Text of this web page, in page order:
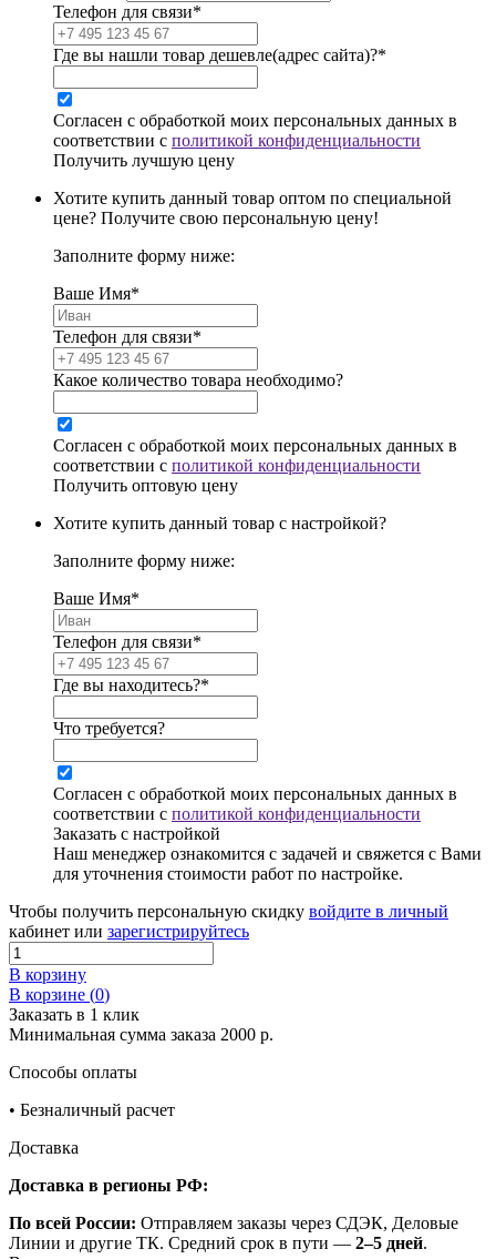
Телефон для связи*
Где вы нашли товар дешевле(адрес сайта)?*
Согласен с обработкой моих персональных данных в
соответствии с политикой конфиденциальности
Получить лучшую цену
Хотите купить данный товар оптом по специальной
цене? Получите свою персональную цену!
Заполните форму ниже:
Ваше Имя*
Телефон для связи*
Какое количество товара необходимо?
Согласен с обработкой моих персональных данных в
соответствии с политикой конфиденциальности
Получить оптовую цену
Хотите купить данный товар с настройкой?
Заполните форму ниже:
Ваше Имя*
Телефон для связи*
Где вы находитесь?*
Что требуется?
Согласен с обработкой моих персональных данных в
соответствии с политикой конфиденциальности
Заказать с настройкой
Наш менеджер ознакомится с задачей и свяжется с Вами
для уточнения стоимости работ по настройке.
Чтобы получить персональную скидку войдите в личный
кабинет или зарегистрируйтесь
В корзину
В корзине (0)
Заказать в 1 клик
Минимальная сумма заказа 2000 р.
Способы оплаты
• Безналичный расчет
Доставка
Доставка в регионы РФ:
По всей России: Отправляем заказы через СДЭК, Деловые
Линии и другие ТК. Средний срок в пути — 2–5 дней.